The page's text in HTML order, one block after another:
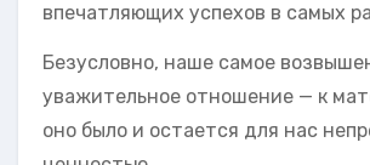
впечатляющих успехов в самых
Безусловно, наше самое
уважительное отношение — к
оно было и остается для нас